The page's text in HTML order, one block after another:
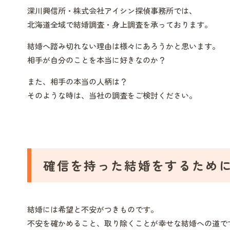
深川興信所・株式会社アイシン探偵事務所では、
北海道全域で結婚調査・身上調査を承っております。
結婚へ踏み切れない理由は様々にあろうかと思います。
相手が自分のことを本当に好きなのか？
また、相手の本当の人柄は？
そのような時は、当社の調査をご検討ください。
確信を持った結婚をするため
結婚には希望と不安がつきものです。
不安を確かめること、取り除くことが幸せな結婚への道で